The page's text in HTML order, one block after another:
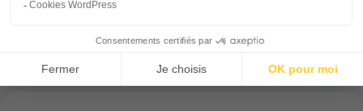
Le Conseil d’Administration